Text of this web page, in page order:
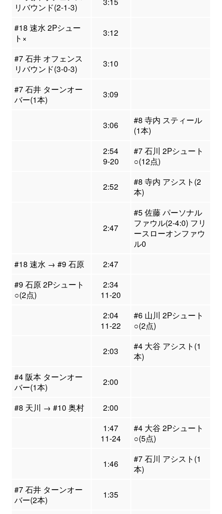
リバウンド(2-1-3)
#18 速水 2Pシュー
ト×
3:12
#7 石井 オフェンス
リバウンド(3-0-3)
3:10
#7 石井 ターンオー
バー(1本)
3:09
3:06
#8 寺内 スティール
(1本)
2:54
9-20
#7 石川 2Pシュート
○(12点)
2:52
#8 寺内 アシスト(2
本)
2:47
#5 佐藤 パーソナル
ファウル(2-4:0) フリ
ースローオンファウ
ル0
#18 速水 → #9 石原
2:47
#9 石原 2Pシュート
○(2点)
2:34
11-20
2:04
11-22
#6 山川 2Pシュート
○(2点)
2:03
#4 大谷 アシスト(1
本)
#4 阪本 ターンオー
バー(1本)
2:00
#8 天川 → #10 奥村
2:00
1:47
11-24
#4 大谷 2Pシュート
○(5点)
1:46
#7 石川 アシスト(1
本)
#7 石井 ターンオー
バー(2本)
1:35